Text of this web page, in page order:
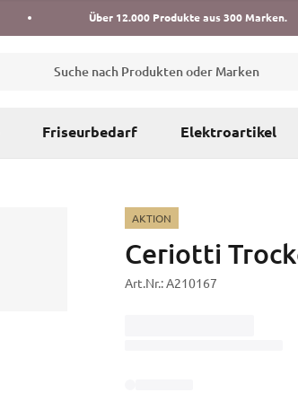
Über 12.000 Produkte aus 300 Marken.
Suche nach Produkten oder Marken
Friseurbedarf Elektroartikel
AKTION
Ceriotti
Art.Nr.:A210167